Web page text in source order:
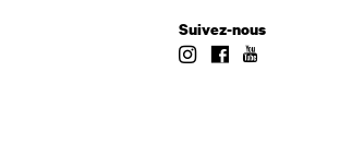
Suivez-nous
InstagramFacebook